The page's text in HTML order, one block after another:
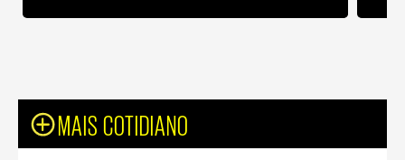
MAIS COTIDIANO